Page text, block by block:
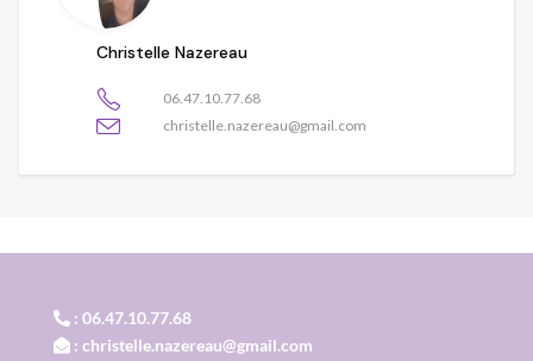
Christelle Nazereau
06.47.10.77.68
christelle.nazereau@gmail.com
: 06.47.10.77.68
: christelle.nazereau@gmail.com